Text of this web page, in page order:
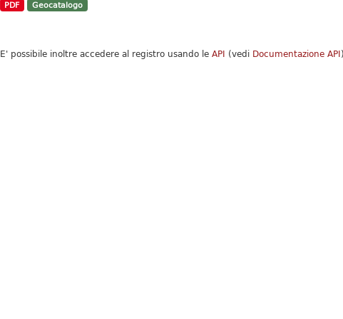
PDF Geocatalogo
E' possibile inoltre accedere al registro usando le API (vedi Documentazione API